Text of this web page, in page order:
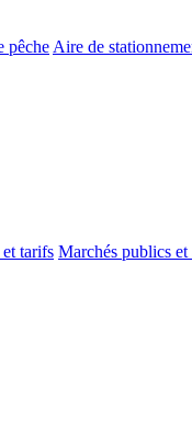
pêche Aire de
tarifs Marchés publics et